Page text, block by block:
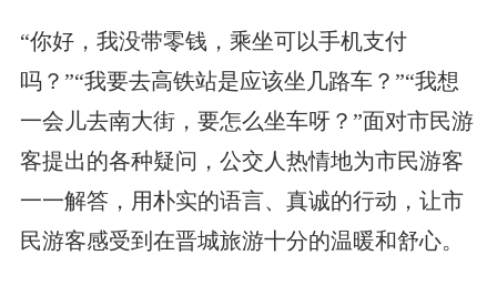
“你好，我没带零钱，乘坐可以手机支付
吗？”“我要去高铁站是应该坐几路车？”“我想
一会儿去南大街，要怎么坐车呀？”面对市民游
客提出的各种疑问，公交人热情地为市民游客
一一解答，用朴实的语言、真诚的行动，让市
民游客感受到在晋城旅游十分的温暖和舒心。